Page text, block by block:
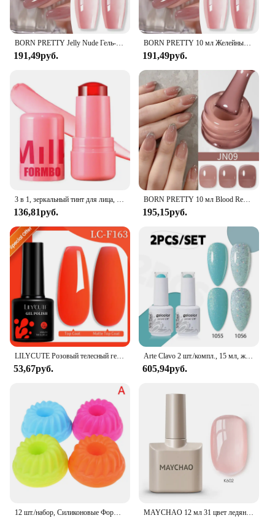
BORN PRETTY Jelly Nude Гель-лак для ногтей 10 мл Светло-розовый персик Полупрозрачный цвет УФ-света Гель-лак для дизайна ногтей DIY в домашних условиях
191,49руб.
BORN PRETTY 10 мл Желейный телесный гель-лак для ногтей 50 цветов Полупрозрачный дизайн ногтей Принадлежности для ногтей Soak off УФ-светодиодный гель-лак для ногтей
191,49руб.
3 в 1, зеркальный тинт для лица, румяна, увлажняющая, долговечная, Зеркальная Наклейка, красивый макияж
136,81руб.
BORN PRETTY 10 мл Blood Red Желейный гель-лак для ногтей Хэллоуин Гель-лак для дизайна ногтей Прозрачный полупрозрачный гель для ногтей для зимнего маникюра
195,15руб.
LILYCUTE Розовый телесный гель-лак для быстрого наращивания ногтей 3 в 1, желеобразный прозрачный полуперманентный гель для дизайна ногтей, строительный гель
53,67руб.
Arte Clavo 2 шт./компл., 15 мл, желейный цветной гель-лак для ногтей, принадлежности для ногтей, фиолетовый, розовый, красный, синий, зеленый, лак для дизайна ногтей, маникюрный набор
605,94руб.
12 шт./набор, Силиконовые Формы для кексов MAYCHAO 12 мл 31 цвет ледяной прозрачный желейный гель-лак для ногтей Soak Off УФ-светодиодный полуперманентный прозрачный лак для ногтей